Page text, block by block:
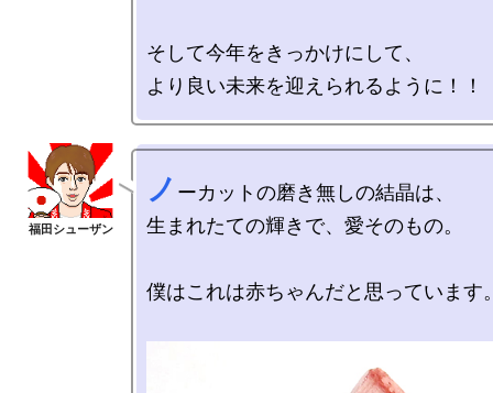
そして今年をきっかけにして、
ノ ーカットの磨き無しの結晶は、
生まれたての輝きで、愛そのもの。
僕はこれは赤ちゃんだと思っています